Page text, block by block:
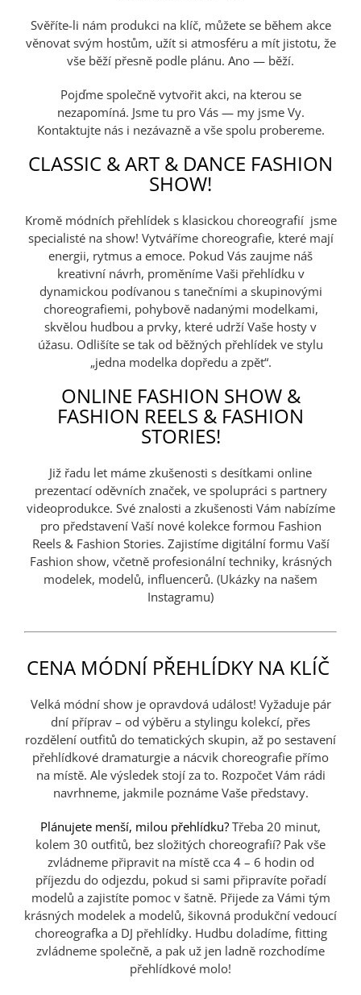
Svěříte-li nám produkci na klíč, můžete se během akce
věnovat svým hostům, užít si atmosféru a mít jistotu, že
vše běží přesně podle plánu. Ano — běží.
Pojďme společně vytvořit akci, na kterou se
nezapomíná. Jsme tu pro Vás — my jsme Vy.
Kontaktujte nás i nezávazně a vše spolu probereme.
CLASSIC & ART & DANCE FASHION
SHOW!
Kromě módních přehlídek s klasickou choreografií jsme
specialisté na show! Vytváříme choreografie, které mají
energii, rytmus a emoce. Pokud Vás zaujme náš
kreativní návrh, proměníme Vaši přehlídku v
dynamickou podívanou s tanečními a skupinovými
choreografiemi, pohybově nadanými modelkami,
skvělou hudbou a prvky, které udrží Vaše hosty v
úžasu. Odlišíte se tak od běžných přehlídek ve stylu
„jedna modelka dopředu a zpět“.
ONLINE FASHION SHOW &
FASHION REELS & FASHION
STORIES!
Již řadu let máme zkušenosti s desítkami online
prezentací oděvních značek, ve spolupráci s partnery
videoprodukce. Své znalosti a zkušenosti Vám nabízíme
pro představení Vaší nové kolekce formou Fashion
Reels & Fashion Stories. Zajistíme digitální formu Vaší
Fashion show, včetně profesionální techniky, krásných
modelek, modelů, influencerů. (Ukázky na našem
Instagramu)
CENA MÓDNÍ PŘEHLÍDKY NA KLÍČ
Velká módní show je opravdová událost! Vyžaduje pár
dní příprav – od výběru a stylingu kolekcí, přes
rozdělení outfitů do tematických skupin, až po sestavení
přehlídkové dramaturgie a nácvik choreografie přímo
na místě. Ale výsledek stojí za to. Rozpočet Vám rádi
navrhneme, jakmile poznáme Vaše představy.
Plánujete menší, milou přehlídku? Třeba 20 minut,
kolem 30 outfitů, bez složitých choreografií? Pak vše
zvládneme připravit na místě cca 4 – 6 hodin od
příjezdu do odjezdu, pokud si sami připravíte pořadí
modelů a zajistíte pomoc v šatně. Přijede za Vámi tým
krásných modelek a modelů, šikovná produkční vedoucí
choreografka a DJ přehlídky. Hudbu doladíme, fitting
zvládneme společně, a pak už jen ladně rozchodíme
přehlídkové molo!